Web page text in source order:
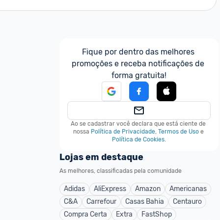
Fique por dentro das melhores
promoções e receba notificações de
forma gratuita!
Ao se cadastrar você declara que está ciente de
nossa Política de Privacidade, Termos de Uso e
Política de Cookies.
Lojas em destaque
As melhores, classificadas pela comunidade
Adidas AliExpress Amazon
Americanas
C&A
Carrefour Casas Bahia
Centauro
Compra Certa
Extra
FastShop